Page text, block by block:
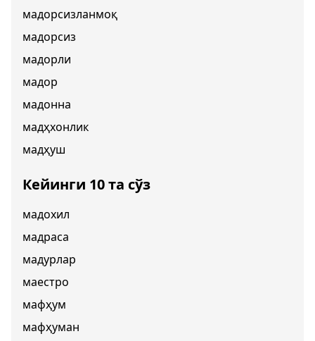
мадорсизланмоқ
мадорсиз
мадорли
мадор
мадонна
мадҳхонлик
мадҳуш
Кейинги 10 та сўз
мадохил
мадраса
мадурлар
маестро
мафҳум
мафҳуман